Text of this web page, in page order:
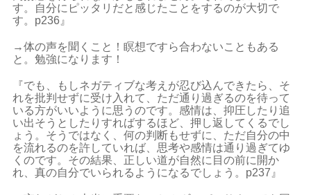
す。自分にピッタリだと感じたことをするのが大切で
す。p236』
→体の声を聞くこと！瞑想ですら合わないこともある
と。勉強になります！
『でも、もしネガティブな考えが忍び込んできたら、そ
れを批判せずに受け入れて、ただ通り過ぎるのを待って
いる方がいいように思うのです。感情は、抑圧したり追
い出そうとしたりすればするほど、押し返してくるでし
ょう。そうではなく、何の判断もせずに、ただ自分の中
を流れるのを許していれば、思考や感情は通り過ぎてゆ
くのです。その結果、正しい道が自然に目の前に開か
れ、真の自分でいられるようになるでしょう。p237』